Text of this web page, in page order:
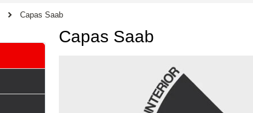
Capas Saab
Capas Saab